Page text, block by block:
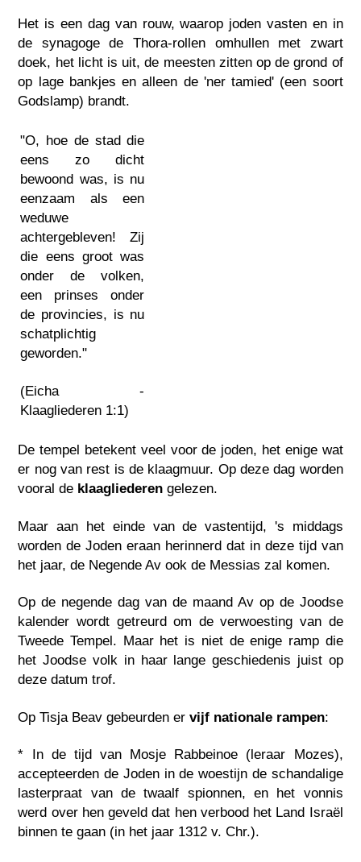
Het is een dag van rouw, waarop joden vasten en in
de synagoge de Thora-rollen omhullen met zwart
doek, het licht is uit, de meesten zitten op de grond of
op lage bankjes en alleen de 'ner tamied' (een soort
Godslamp) brandt.
"O, hoe de stad die
eens zo dicht
bewoond was, is nu
eenzaam als een
weduwe
achtergebleven! Zij
die eens groot was
onder de volken,
een prinses onder
de provincies, is nu
schatplichtig
geworden."
(Eicha -
Klaagliederen 1:1)
De tempel betekent veel voor de joden, het enige wat
er nog van rest is de klaagmuur. Op deze dag worden
vooral de klaagliederen gelezen.
Maar aan het einde van de vastentijd, 's middags
worden de Joden eraan herinnerd dat in deze tijd van
het jaar, de Negende Av ook de Messias zal komen.
Op de negende dag van de maand Av op de Joodse
kalender wordt getreurd om de verwoesting van de
Tweede Tempel. Maar het is niet de enige ramp die
het Joodse volk in haar lange geschiedenis juist op
deze datum trof.
Op Tisja Beav gebeurden ervijf nationale rampen:
* In de tijd van Mosje Rabbeinoe (leraar Mozes),
accepteerden de Joden in de woestijn de schandalige
lasterpraat van de twaalf spionnen, en het vonnis
werd over hen geveld dat hen verbood het Land Israël
binnen te gaan (in het jaar 1312 v. Chr.).